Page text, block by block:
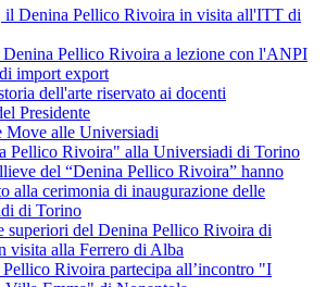
il Denina Pellico Rivoira in visita all'ITT di
Denina Pellico Rivoira a lezione con l'ANPI
import export
dell'arte riservato ai docenti
Presidente
Move alle Universiadi
Pellico Rivoira" alla Universiadi di Torino
del “Denina Pellico Rivoira” hanno
alla cerimonia di inaugurazione delle
di Torino
superiori del Denina Pellico Rivoira di
visita alla Ferrero di Alba
Rivoira partecipa all’incontro "I